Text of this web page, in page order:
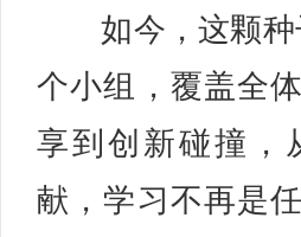
如今，这颗种
个小组，覆盖全
享到创新碰撞，
献，学习不再是